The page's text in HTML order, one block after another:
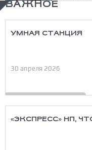
ВАЖНОЕ
УМНАЯ СТАНЦИЯ
30 апреля 2026
«ЭКСПРЕСС» НП,